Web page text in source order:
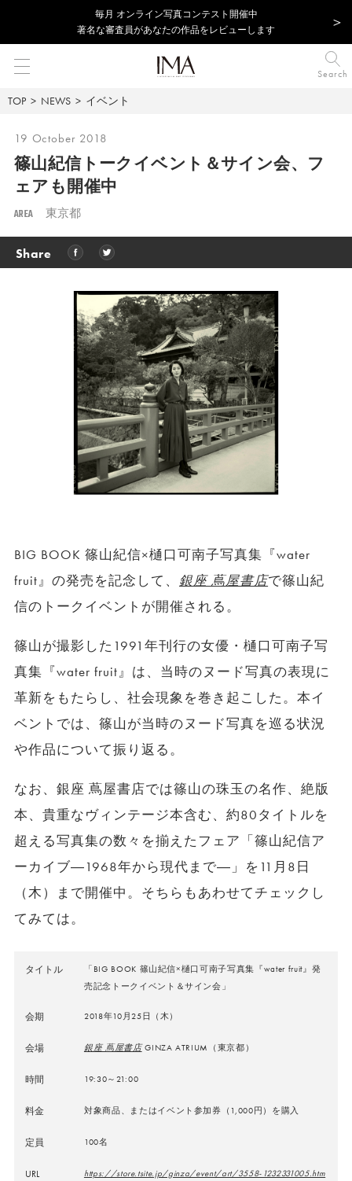
毎⽉ オンライン写真コンテスト開催中
著名な審査員があなたの作品をレビューします
Search
TOP NEWS イベント
19 October 2018
篠山紀信トークイベント＆サイン会、フ
ェアも開催中
AREA 東京都
Share
BIG BOOK 篠山紀信×樋口可南子写真集『water
fruit』の発売を記念して、 銀座 蔦屋書店で篠山紀
信のトークイベントが開催される。
篠山が撮影した1991年刊行の女優・樋口可南子写
真集『water fruit』は、当時のヌード写真の表現に
革新をもたらし、社会現象を巻き起こした。本イ
ベントでは、篠山が当時のヌード写真を巡る状況
や作品について振り返る。
なお、銀座 蔦屋書店では篠山の珠玉の名作、絶版
本、貴重なヴィンテージ本含む、約80タイトルを
超える写真集の数々を揃えたフェア「篠山紀信ア
ーカイブ―1968年から現代まで―」を11月8日
（木）まで開催中。そちらもあわせてチェックし
てみては。
タイトル
「BIG BOOK 篠山紀信×樋口可南子写真集『water fruit』発
売記念トークイベント＆サイン会」
会期 2018年10月25日（木）
会場 銀座 蔦屋書店GINZA ATRIUM（東京都）
時間 19:30～21:00
料金 対象商品、またはイベント参加券（1,000円）を購入
定員 100名
URL
https://store.tsite.jp/ginza/event/art/3558-1232331005.htm